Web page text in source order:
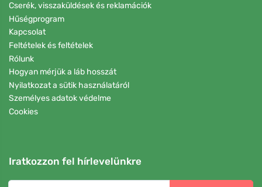
Cserék, visszaküldések és reklamációk
Hűségprogram
Kapcsolat
Feltételek és feltételek
Rólunk
Hogyan mérjük a láb hosszát
Nyilatkozat a sütik használatáról
Személyes adatok védelme
Cookies
Iratkozzon fel hírlevelünkre